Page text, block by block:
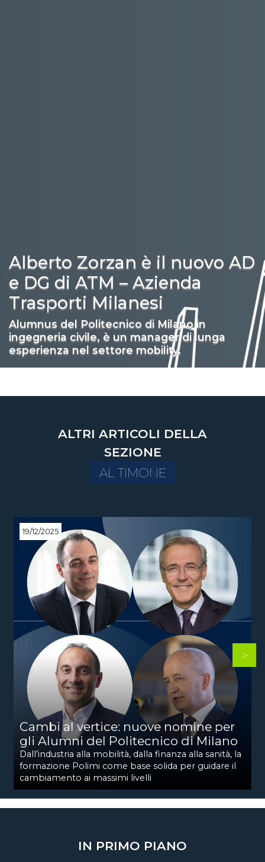
Alberto Zorzan è il nuovo AD
e DG di ATM – Azienda
Trasporti Milanesi
Alumnus del Politecnico di Milano in
ingegneria civile, è un manager di lunga
esperienza nel settore mobility.
ALTRI ARTICOLI DELLA
SEZIONE
AL TIMONE
Cambi al vertice: nuove nomine per
gli Alumni del Politecnico di Milano
Dall’industria alla mobilità, dalla finanza alla sanità, la
formazione Polimi come base solida per guidare il
cambiamento ai massimi livelli
19/12/2025
IN PRIMO PIANO